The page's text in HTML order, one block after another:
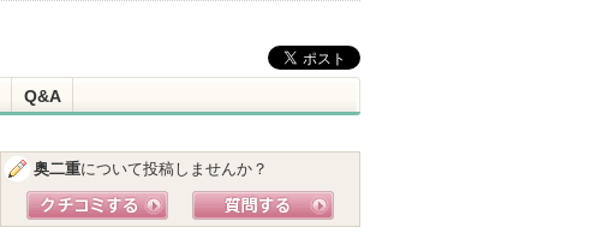
Q&A
奥二重について投稿しませんか？